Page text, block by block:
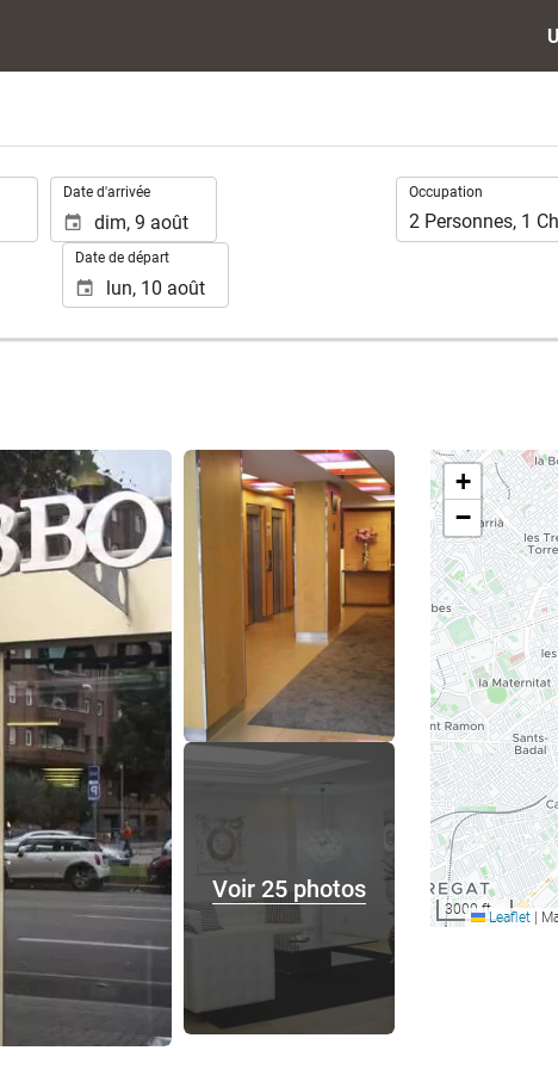
Date d'arrivée
Date de départ
Occupation
Occupation
2 Personnes, 1
Voir 25 photos
Voir 25 photos
+
−
3000 ftLeaflet